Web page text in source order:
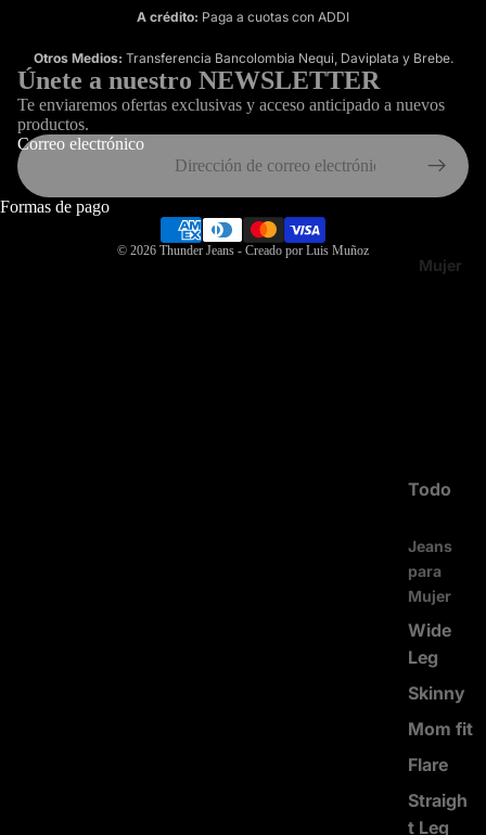
Mujer
Todo
Jeans
para
Mujer
Wide
Leg
Skinny
Mom fit
Flare
Straigh
t Leg
A crédito: Paga a cuotas con ADDI
Otros Medios: Transferencia Bancolombia Nequi, Daviplata y Brebe.
Únete a nuestro NEWSLETTER
Te enviaremos ofertas exclusivas y acceso anticipado a nuevos
productos.
Correo electrónico
Formas de pago
© 2026 Thunder Jeans - Creado por Luis Muñoz